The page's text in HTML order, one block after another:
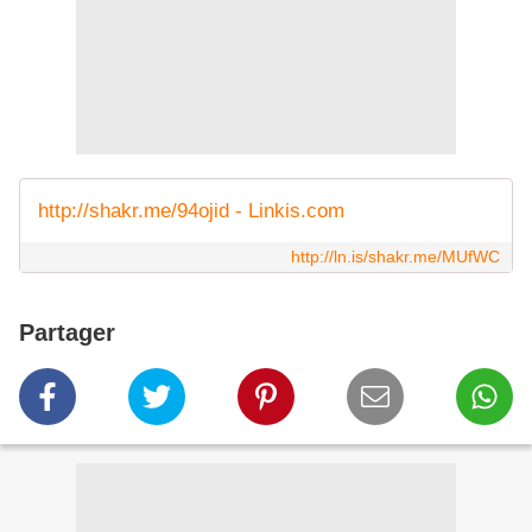
http://shakr.me/94ojid - Linkis.com
http://ln.is/shakr.me/MUfWC
Partager